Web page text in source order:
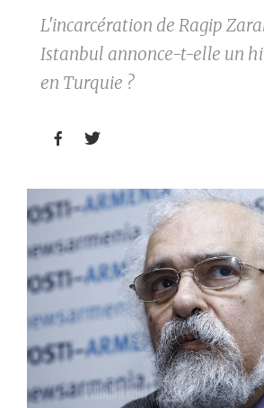
L'incarcération de Ragip
Istanbul annonce-t-elle un
en Turquie ?
 